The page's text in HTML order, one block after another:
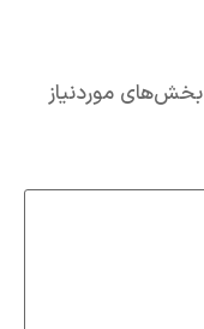
بخش‌های موردنیاز